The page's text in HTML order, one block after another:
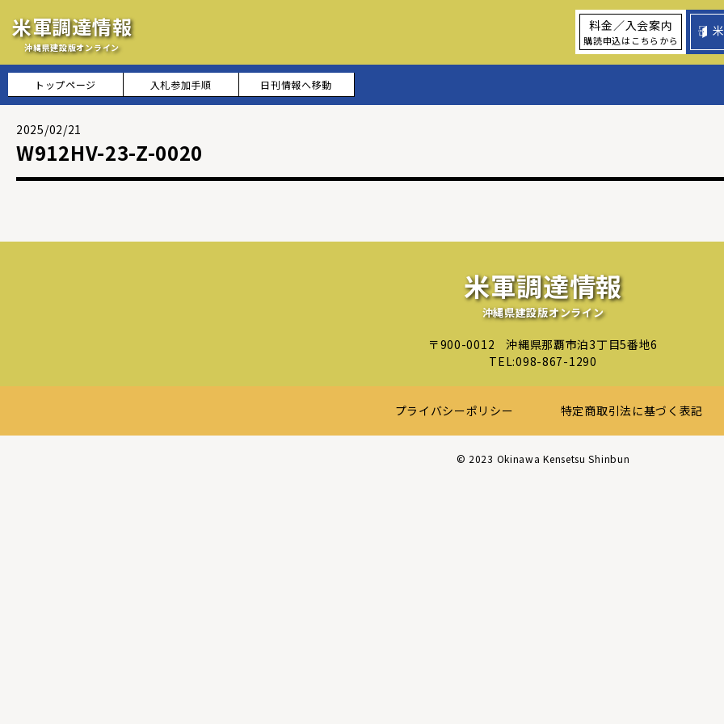
米軍調達情報
沖縄県建設版オンライン
料金／入会案内
購読申込はこちらから
トップページ 入札参加手順 日刊情報へ移動
2025/02/21
W912HV-23-Z-0020
米軍調達情報
沖縄県建設版オンライン
〒900-0012
沖縄県那覇市泊3丁目5番地6
TEL:098-867-1290
プライバシーポリシー 特定商取引法に基づく表記
©︎ 2023 Okinawa Kensetsu Shinbun